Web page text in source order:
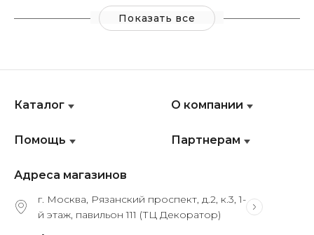
Показать все
Каталог
Помощь
О компании
Партнерам
Адреса магазинов
г. Москва, Рязанский проспект, д.2, к.3, 1-
й этаж, павильон 111 (ТЦ Декоратор)